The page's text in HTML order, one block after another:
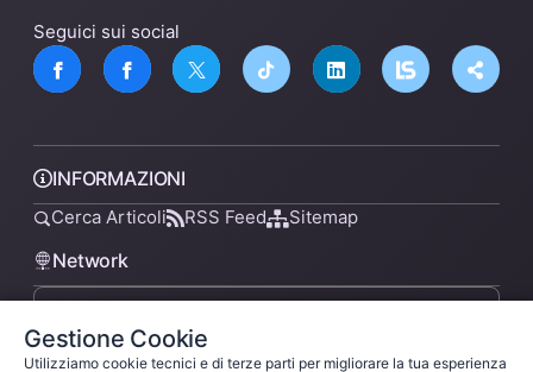
Gestione Cookie
Utilizziamo cookie tecnici e di terze parti per migliorare la tua esperienza
Seguici sui social
INFORMAZIONI
Cerca Articoli RSS Feed Sitemap
Network
lsnn.net